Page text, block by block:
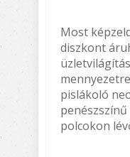
Most
diszkont
pislákoló
polcokon